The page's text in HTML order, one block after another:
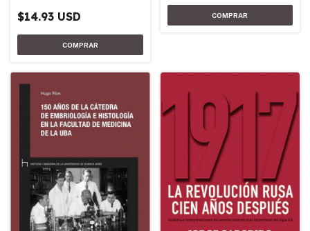
$14.93 USD